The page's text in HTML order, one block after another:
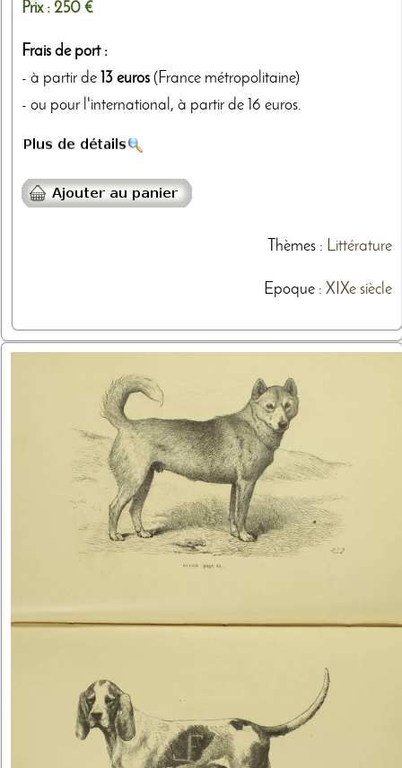
Prix : 250 €
Frais de port :
- à partir de 13 euros (France métropolitaine)
- ou pour l'international, à partir de 16 euros.
Thèmes: Littérature
Epoque : XIXe siècle